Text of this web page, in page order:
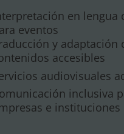
en lengua
eventos
y adaptación
accesibles
audiovisuales
inclusiva
e instituciones